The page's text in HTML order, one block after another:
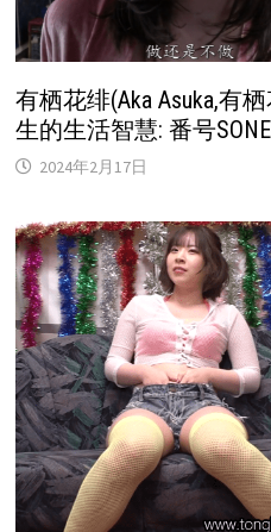
有栖花绯(Aka Asuka,有
生的生活智慧: 番号
2024年2月17日